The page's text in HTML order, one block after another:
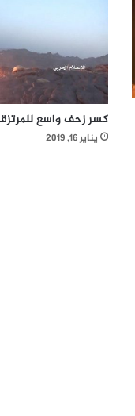
كسر زحف واسع
يناير 16, 2019